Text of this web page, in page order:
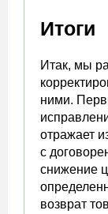
Итоги
Итак, мы
ними.
отражает
с
снижение
возврат